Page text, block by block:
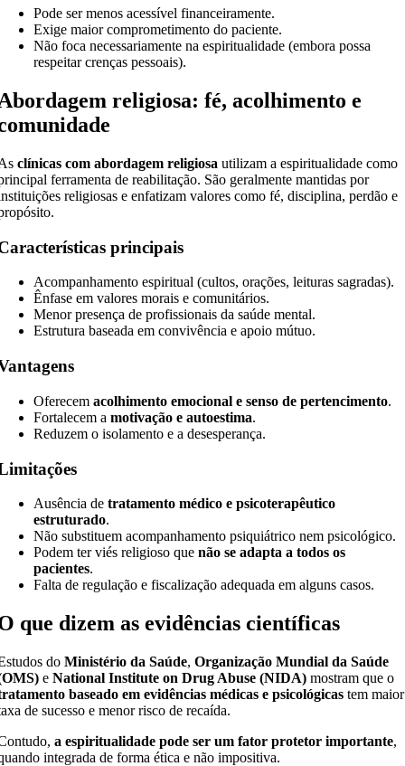
Pode ser menos acessível financeiramente.
Exige maior comprometimento do paciente.
Não foca necessariamente na espiritualidade (embora possa
respeitar crenças pessoais).
religiosa: fé, acolhimento e
clínicas com abordagem religiosa utilizam a espiritualidade como
ferramenta de reabilitação. São geralmente mantidas por
religiosas e enfatizam valores como fé, disciplina, perdão e
principais
Acompanhamento espiritual (cultos, orações, leituras sagradas).
Ênfase em valores morais e comunitários.
Menor presença de profissionais da saúde mental.
Estrutura baseada em convivência e apoio mútuo.
Oferecemacolhimento emocional e senso de pertencimento.
Fortalecem amotivação e autoestima.
Reduzem o isolamento e a desesperança.
Ausência detratamento médico e psicoterapêutico
estruturado.
Não substituem acompanhamento psiquiátrico nem psicológico.
Podem ter viés religioso quenão se adapta a todos os
pacientes.
Falta de regulação e fiscalização adequada em alguns casos.
que dizem as evidências científicas
doMinistério da Saúde,Organização Mundial da Saúde
eNational Institute on Drug Abuse (NIDA) mostram que o
baseado em evidências médicas e psicológicas tem maior
de sucesso e menor risco de recaída.
a espiritualidade pode ser um fator protetor importante,
integrada de forma ética e não impositiva.